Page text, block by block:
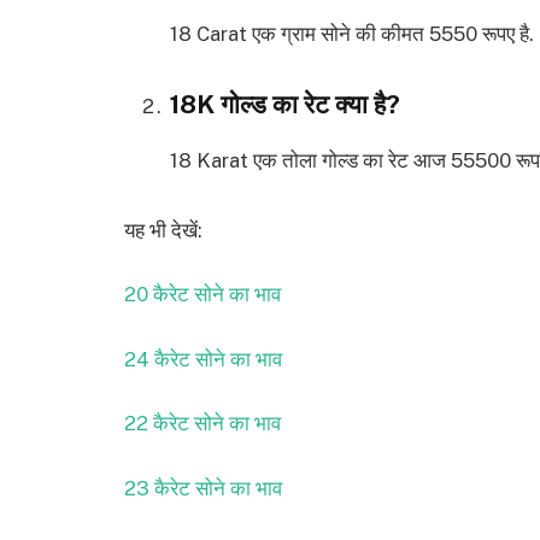
18 Carat एक ग्राम सोने की कीमत 5550 रूपए है.
18K गोल्ड का रेट क्या है?
18 Karat एक तोला गोल्ड का रेट आज 55500
यह भी देखें:
20 कैरेट सोने का भाव
24 कैरेट सोने का भाव
22 कैरेट सोने का भाव
23 कैरेट सोने का भाव